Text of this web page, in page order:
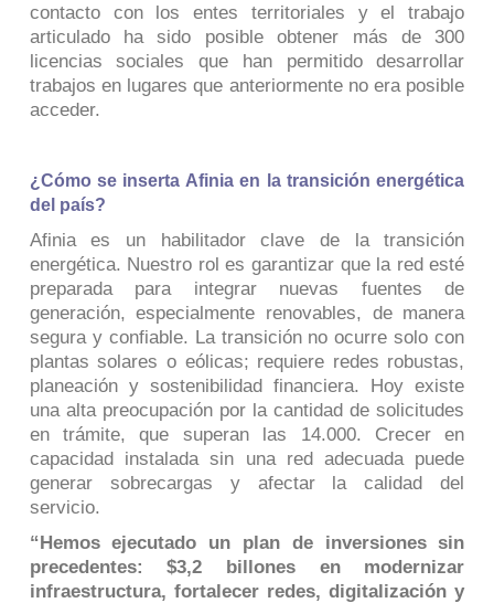
contacto con los entes territoriales y el trabajo
articulado ha sido posible obtener más de 300
licencias sociales que han permitido desarrollar
trabajos en lugares que anteriormente no era posible
acceder.
¿Cómo se inserta Afinia en la transición energética
del país?
Afinia es un habilitador clave de la transición
energética. Nuestro rol es garantizar que la red esté
preparada para integrar nuevas fuentes de
generación, especialmente renovables, de manera
segura y confiable. La transición no ocurre solo con
plantas solares o eólicas; requiere redes robustas,
planeación y sostenibilidad financiera. Hoy existe
una alta preocupación por la cantidad de solicitudes
en trámite, que superan las 14.000. Crecer en
capacidad instalada sin una red adecuada puede
generar sobrecargas y afectar la calidad del
servicio.
“Hemos ejecutado un plan de inversiones sin
precedentes: $3,2 billones en modernizar
infraestructura, fortalecer redes, digitalización y